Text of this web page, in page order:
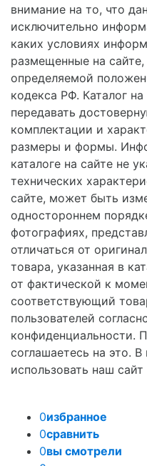
внимание на то, что
исключительно
каких условиях
размещенные на
определяемой
кодекса РФ. Каталог
передавать
комплектации и
размеры и формы.
каталоге на сайте не
технических
сайте, может быть
одностороннем
фотографиях,
отличаться от
товара, указанная в
от фактической к
соответствующий
пользователей
конфиденциальности.
соглашаетесь на это.
использовать наш сайт
0избранное
0сравнить
0вы смотрели